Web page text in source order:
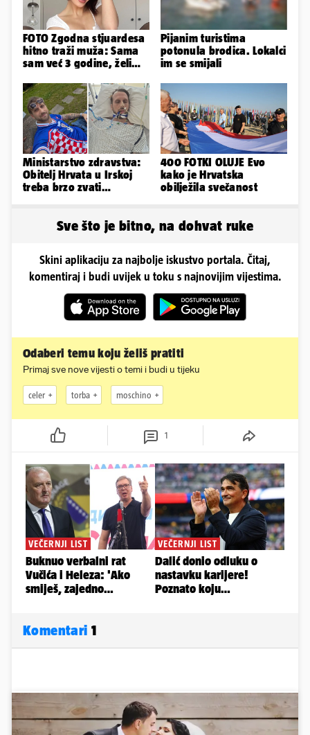
FOTO Zgodna stjuardesa
hitno traži muža: Sama
sam već 3 godine, želim
Pijanim turistima
potonula brodica. Lokalci
im se smijali
Ministarstvo zdravstva:
Obitelj Hrvata u Irskoj
treba brzo zvati
400 FOTKI OLUJE Evo
kako je Hrvatska
obilježila svečanost
Sve što je bitno, na dohvat ruke
Skini aplikaciju za najbolje iskustvo portala. Čitaj,
komentiraj i budi uvijek u toku s najnovijim vijestima.
Odaberi temu koju želiš pratiti
Primaj sve nove vijesti o temi i budi u tijeku
celer torba moschino
1
Komentari 1